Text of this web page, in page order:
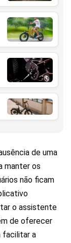
de uma
manter os
não ficam
o assistente
de oferecer
facilitar a